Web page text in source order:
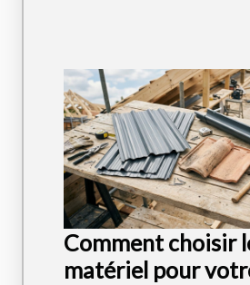
Comment choisir
matériel pour